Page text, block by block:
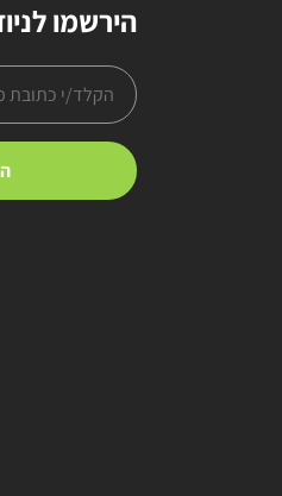
הירשמו